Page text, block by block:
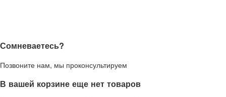
Сомневаетесь?
Позвоните нам, мы проконсультируем
В вашей корзине еще нет товаров